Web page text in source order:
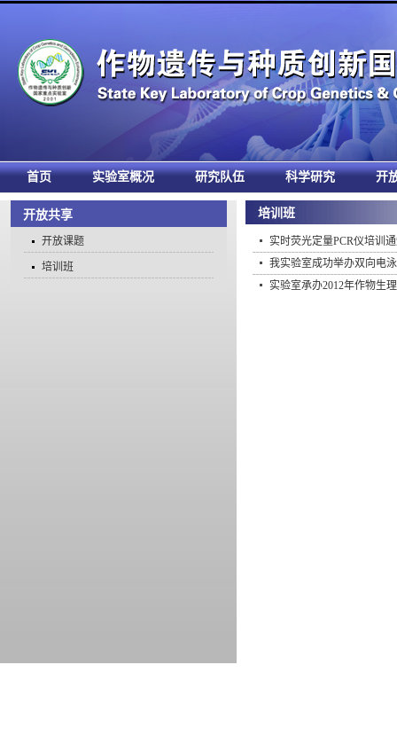
首页 实验室概况 研究队伍 科学研究 开
开放共享
开放课题
培训班
培训班
实时荧光定量PCR仪培训
我实验室成功举办双向电
实验室承办2012年作物生